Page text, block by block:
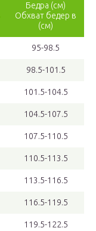
Бедра (см)
Обхват бедер в
(см)
95-98.5
98.5-101.5
101.5-104.5
104.5-107.5
107.5-110.5
110.5-113.5
113.5-116.5
116.5-119.5
119.5-122.5